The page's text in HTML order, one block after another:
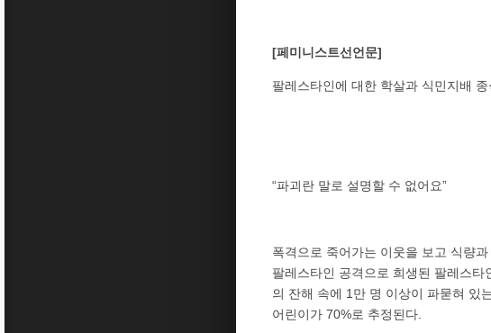
[페미니스트선언문]
팔레스타인에 대한 학살과 식민지배
“파괴란 말로 설명할 수 없어요”
폭격으로 죽어가는 이웃을 보고 식량
팔레스타인 공격으로 희생된 팔레스
의 잔해 속에 1만 명 이상이 파묻혀 있
어린이가 70%로 추정된다.